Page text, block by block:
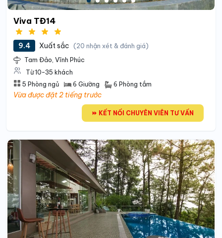
Viva TĐ14
9.4 Xuất sắc (20 nhận xét & đánh giá)
Tam Đảo, Vĩnh Phúc
Từ 10-35 khách
5 Phòng ngủ
6 Giường 6 Phòng tắm
Vừa được đặt 2 tiếng trước
⏩ KẾT NỐI CHUYÊN VIÊN TƯ VẤN